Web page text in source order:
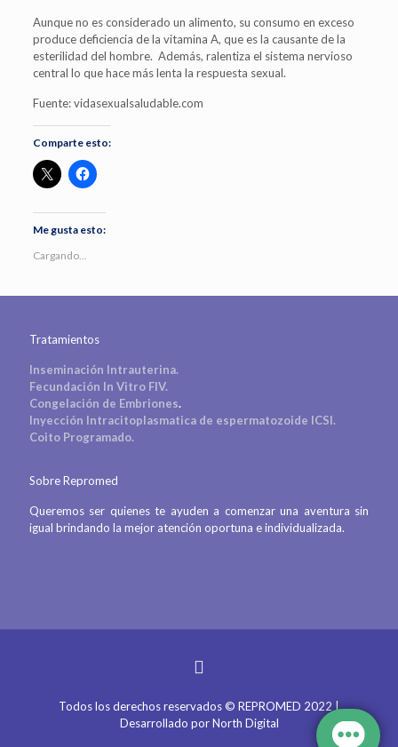
Aunque no es considerado un alimento, su consumo en exceso
produce deficiencia de la vitamina A, que es la causante de la
esterilidad del hombre. Además, ralentiza el sistema nervioso
central lo que hace más lenta la respuesta sexual.
Fuente: vidasexualsaludable.com
Comparte esto:
Me gusta esto:
Cargando...
Tratamientos
Inseminación Intrauterina.
Fecundación In Vitro FIV.
Congelación de Embriones.
Inyección Intracitoplasmatica de espermatozoide ICSI.
Coito Programado.
Sobre Repromed
Queremos ser quienes te ayuden a comenzar una aventura sin
igual brindando la mejor atención oportuna e individualizada.
Todos los derechos reservados © REPROMED 2022 |
Desarrollado porNorth Digital